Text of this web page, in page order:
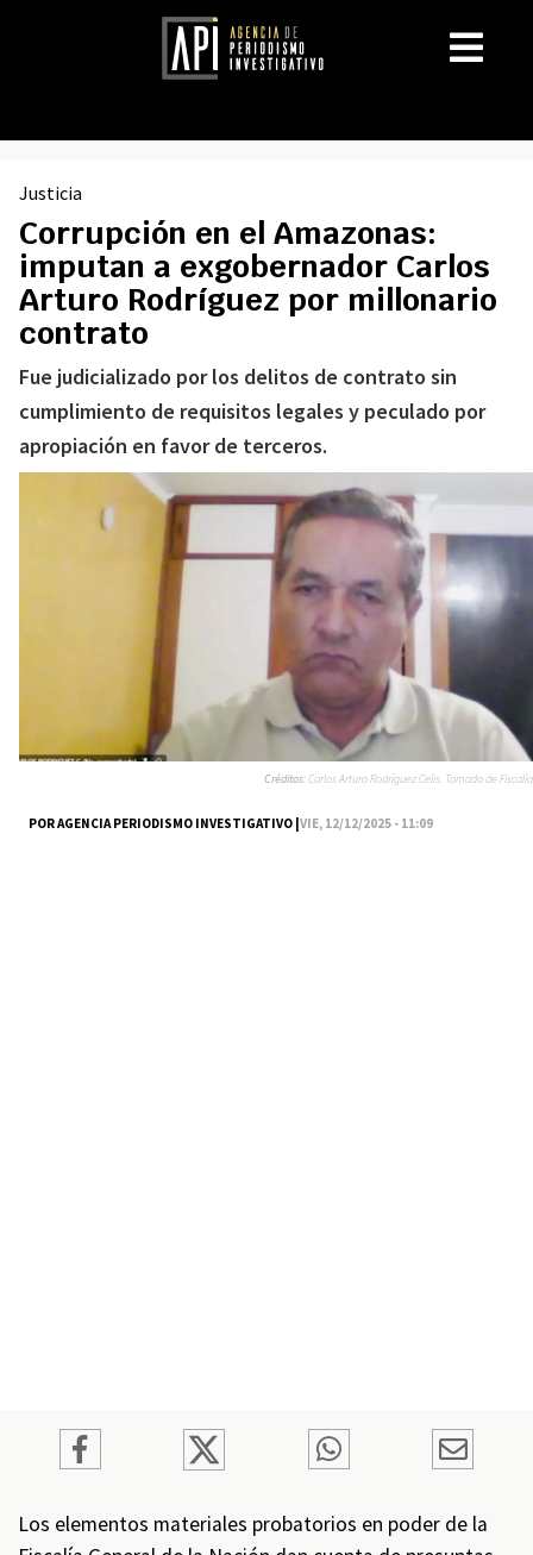
Justicia
Corrupción en el Amazonas:
imputan a exgobernador Carlos
Arturo Rodríguez por millonario
contrato
Fue judicializado por los delitos de contrato sin
cumplimiento de requisitos legales y peculado por
apropiación en favor de terceros.
POR AGENCIA PERIODISMO INVESTIGATIVO |VIE, 12/12/2025 - 11:09
Créditos:Carlos Arturo Rodríguez Celis. Tomada de Fiscalía
Los elementos materiales probatorios en poder de la